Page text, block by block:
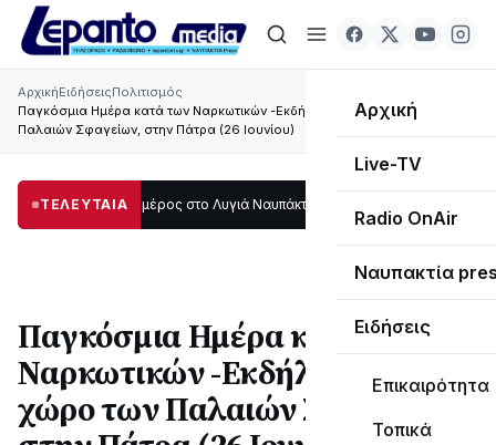
Αρχική
Live-TV
Radio OnAir
Ναυπακτία
Ειδήσεις
Επικαιρότητα
Τοπικά
ΑρχικήΕιδήσειςΠολιτισμός
Παγκόσμια Ημέρα κατά των Ναρκωτικών -Εκδήλωση στο χώρο των
Παλαιών Σφαγείων, στην Πάτρα (26 Ιουνίου)
ΤΕΛΕΥΤΑΙΑ
μεγάλο μέρος στο Λυγιά Ναυπάκτου12:08 Σε τροχιά υλοποίησης η
Παγκόσμια Ημέρα κατά των
Ναρκωτικών -Εκδήλωση στο
χώρο των Παλαιών Σφαγείων,